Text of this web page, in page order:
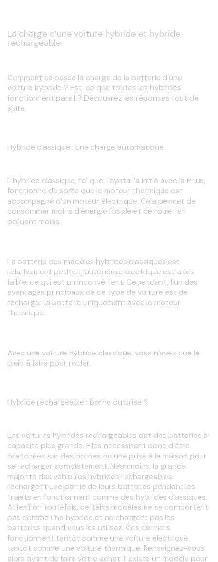
La charge d’une voiture hybride et hybride
rechargeable
Comment se passe la charge de la batterie d’une
voiture hybride ? Est-ce que toutes les hybrides
fonctionnent pareil ? Découvrez les réponses tout de
suite.
Hybride classique : une charge automatique
L’hybride classique, tel que Toyota l’a initié avec la Prius,
fonctionne de sorte que le moteur thermique est
accompagné d’un moteur électrique. Cela permet de
consommer moins d’énergie fossile et de rouler en
polluant moins.
La batterie des modèles hybrides classiques est
relativement petite. L’autonomie électrique est alors
faible, ce qui est un inconvénient. Cependant, l’un des
avantages principaux de ce type de voiture est de
recharger la batterie uniquement avec le moteur
thermique.
Avec une voiture hybride classique, vous n’avez que le
plein à faire pour rouler.
Hybride rechargeable : borne ou prise ?
Les voitures hybrides rechargeables ont des batteries à
capacité plus grande. Elles nécessitent donc d’être
branchées sur des bornes ou une prise à la maison pour
se recharger complètement. Néanmoins, la grande
majorité des véhicules hybrides rechargeables
rechargent une partie de leurs batteries pendant les
trajets en fonctionnant comme des hybrides classiques.
Attention toutefois, certains modèles ne se comportent
pas comme une hybride et ne chargent pas les
batteries quand vous les utilisez. Ces derniers
fonctionnent tantôt comme une voiture électrique,
tantôt comme une voiture thermique. Renseignez-vous
alors avant de faire votre achat. Il existe un modèle pour